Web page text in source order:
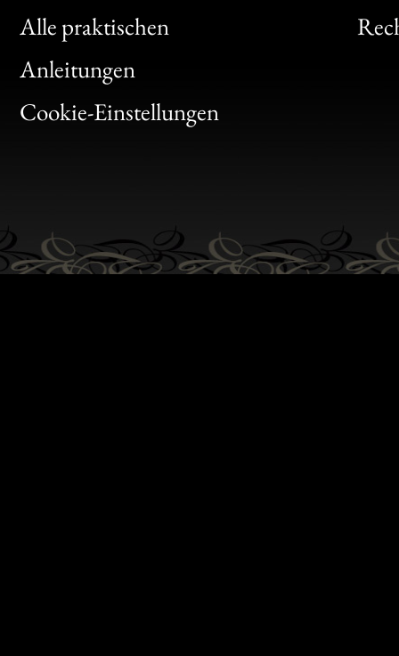
Alle praktischen
Anleitungen
Cookie-Einstellungen
Clic